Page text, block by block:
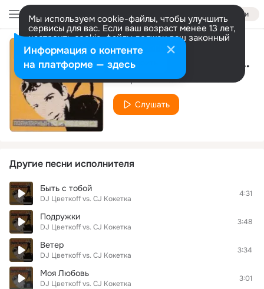
Войти
Мы используем cookie-файлы, чтобы улучшить
сервисы для вас. Если ваш возраст менее 13 лет,
настроить cookie-файлы должен ваш законный
представитель. Больше информации
Разрешить все Настроить My Love (radio version)
DJ Цветкoff vs. CJ Кокетка
Слушать
Другие песни исполнителя
Быть с тобой
DJ Цветкoff vs. CJ Кокетка
4:31
Подружки
DJ Цветкoff vs. CJ Кокетка
3:48
Ветер
DJ Цветкoff vs. CJ Кокетка
3:34
Моя Любовь
DJ Цветкoff vs. CJ Кокетка
3:01
Информация о контенте
на платформе — здесь